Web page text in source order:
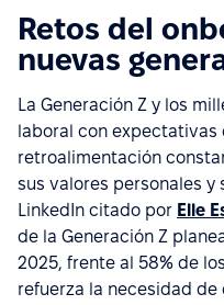
Retos del
nuevas
La Generación Z y los
laboral con expectativas
retroalimentación
sus valores personales y
LinkedIn citado por Elle
de la Generación Z
2025, frente al 58% de
refuerza la necesidad de